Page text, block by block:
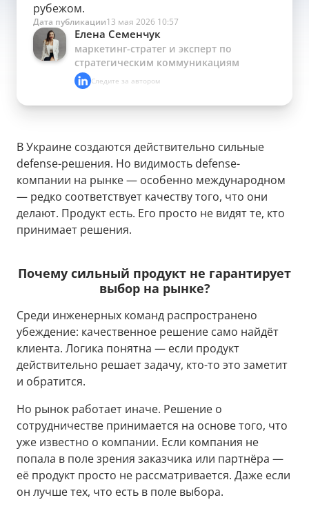
рубежом.
Елена Семенчук
маркетинг-стратег и эксперт по
стратегическим коммуникациям
Следите за автором
Дата публикации13 мая 2026 10:57
В Украине создаются действительно сильные
defense-решения. Но видимость defense-
компании на рынке — особенно международном
— редко соответствует качеству того, что они
делают. Продукт есть. Его просто не видят те, кто
принимает решения.
Почему сильный продукт не гарантирует
выбор на рынке?
Среди инженерных команд распространено
убеждение: качественное решение само найдёт
клиента. Логика понятна — если продукт
действительно решает задачу, кто-то это заметит
и обратится.
Но рынок работает иначе. Решение о
сотрудничестве принимается на основе того, что
уже известно о компании. Если компания не
попала в поле зрения заказчика или партнёра —
её продукт просто не рассматривается. Даже если
он лучше тех, что есть в поле выбора.